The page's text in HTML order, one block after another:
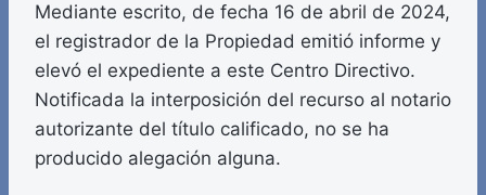
Mediante escrito, de fecha 16 de abril de 2024,
el registrador de la Propiedad emitió informe y
elevó el expediente a este Centro Directivo.
Notificada la interposición del recurso al notario
autorizante del título calificado, no se ha
producido alegación alguna.